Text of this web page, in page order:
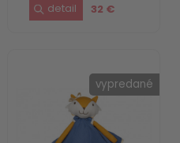
32 €
vypredané